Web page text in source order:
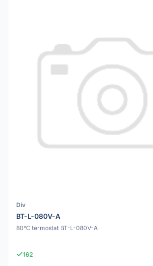
Div
BT-L-080V-A
80°C termostat BT-L-080V-A
162